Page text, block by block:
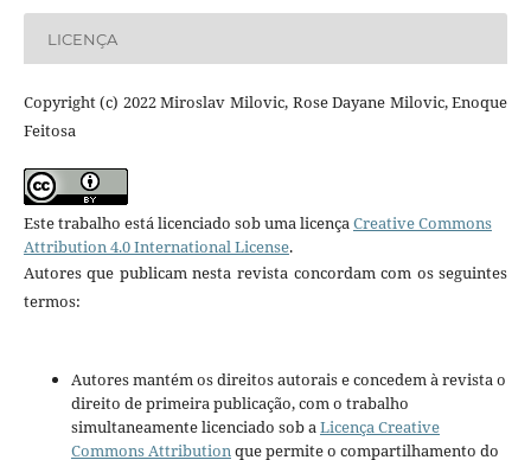
LICENÇA
Copyright (c) 2022 Miroslav Milovic, Rose Dayane Milovic, Enoque
Feitosa
Este trabalho está licenciado sob uma licençaCreative Commons
Attribution 4.0 International License.
Autores que publicam nesta revista concordam com os seguintes
termos:
Autores mantém os direitos autorais e concedem à revista o
direito de primeira publicação, com o trabalho
simultaneamente licenciado sob aLicença Creative
Commons Attributionque permite o compartilhamento do